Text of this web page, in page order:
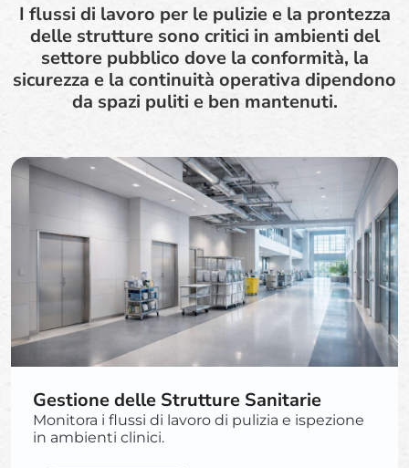
I flussi di lavoro per le pulizie e la prontezza
delle strutture sono critici in ambienti del
settore pubblico dove la conformità, la
sicurezza e la continuità operativa dipendono
da spazi puliti e ben mantenuti.
Gestione delle Strutture Sanitarie
Monitora i flussi di lavoro di pulizia e ispezione
in ambienti clinici.